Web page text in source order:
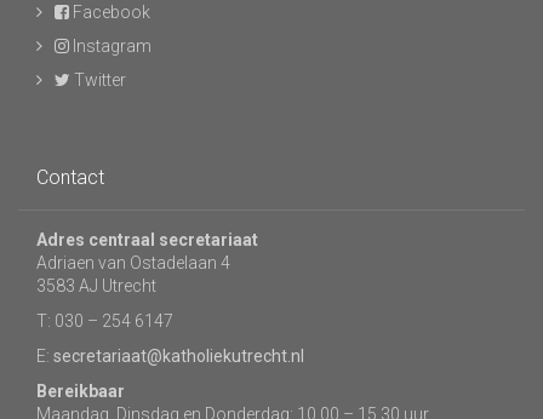
Facebook
Instagram
Twitter
Contact
Adres centraal secretariaat
Adriaen van Ostadelaan 4
3583 AJ Utrecht
T: 030 – 254 6147
E: secretariaat@katholiekutrecht.nl
Bereikbaar
Maandag, Dinsdag en Donderdag: 10.00 – 15.30 uur